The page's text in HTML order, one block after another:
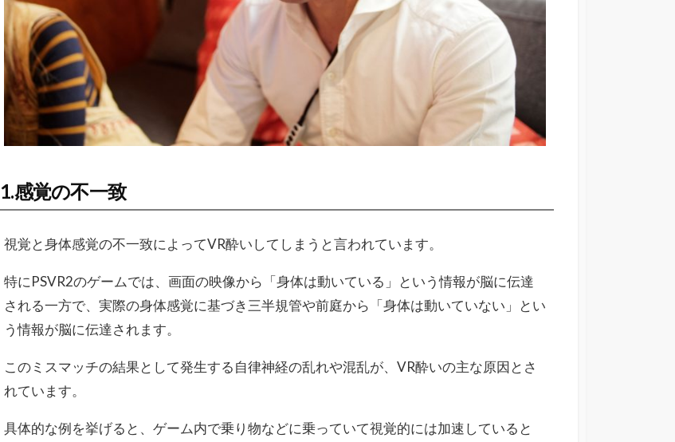
1.感覚の不一致
視覚と身体感覚の不一致によってVR酔いしてしまうと言われています。
特にPSVR2のゲームでは、画面の映像から「身体は動いている」という情報が脳に伝達
される一方で、実際の身体感覚に基づき三半規管や前庭から「身体は動いていない」とい
う情報が脳に伝達されます。
このミスマッチの結果として発生する自律神経の乱れや混乱が、VR酔いの主な原因とさ
れています。
具体的な例を挙げると、ゲーム内で乗り物などに乗っていて視覚的には加速していると